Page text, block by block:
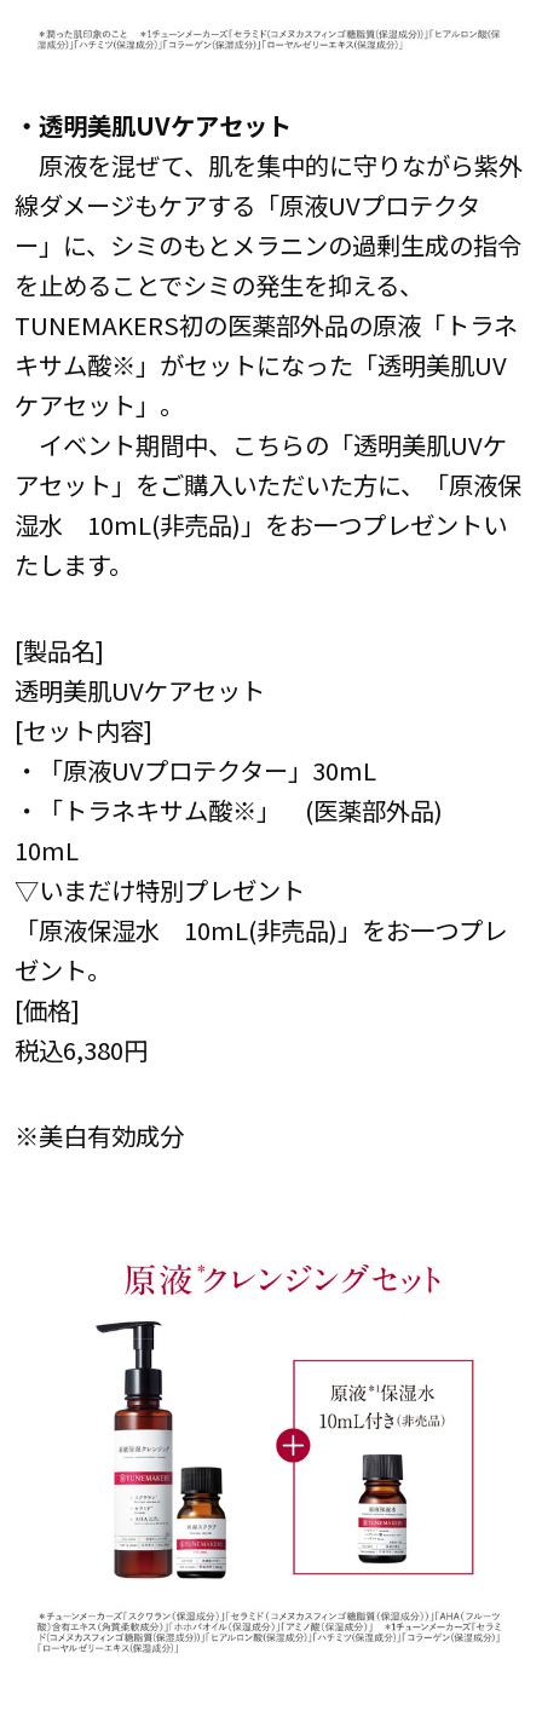
・透明美肌UVケアセット
原液を混ぜて、肌を集中的に守りながら紫外
線ダメージもケアする「原液UVプロテクタ
ー」に、シミのもとメラニンの過剰生成の指令
を止めることでシミの発生を抑える、
TUNEMAKERS初の医薬部外品の原液「トラネ
キサム酸※」がセットになった「透明美肌UV
ケアセット」。
イベント期間中、こちらの「透明美肌UVケ
アセット」をご購入いただいた方に、「原液保
湿水 10mL(非売品)」をお一つプレゼントい
たします。
[製品名]
透明美肌UVケアセット
[セット内容]
・「原液UVプロテクター」30mL
・「トラネキサム酸※」 (医薬部外品)
10mL
▽いまだけ特別プレゼント
「原液保湿水 10mL(非売品)」をお一つプレ
ゼント。
[価格]
税込6,380円
※美白有効成分